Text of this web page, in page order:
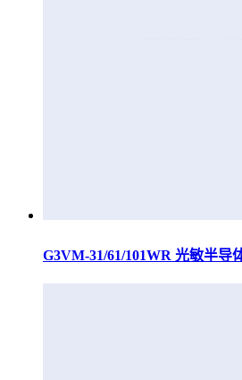
G3VM-31/61/101WR 光敏半导